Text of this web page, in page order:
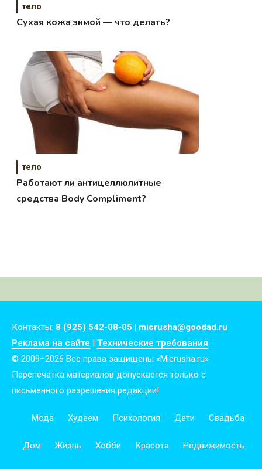
тело
Сухая кожа зимой — что делать?
тело
Работают ли антицеллюлитные
средства Body Compliment?
Контакты: 8 (925) 542-08-05 | micrusha@goodad.ru
Реклама на сайте | Технические требования
© 2009–2026 Все права защищены «Micrusha.ru»
Перепечатка материалов допускается только с
письменного разрешения редакции!
Мода Худеем Психология Дети Свадьба
Дом Жизнь Хобби Красота Недвижимость